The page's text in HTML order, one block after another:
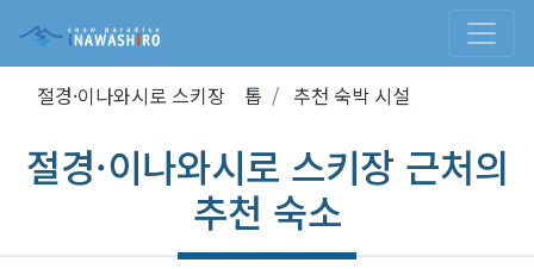
절경·이나와시로 스키장 톱 추천 숙박 시설
절경·이나와시로 스키장 근처의
추천 숙소